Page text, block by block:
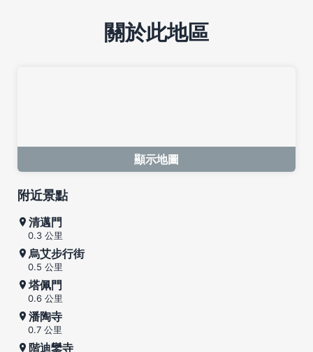
關於此地區
顯示地圖
附近景點
清邁門
0.3 公里
烏艾步行街
0.5 公里
塔佩門
0.6 公里
潘陶寺
0.7 公里
階迪鑾寺